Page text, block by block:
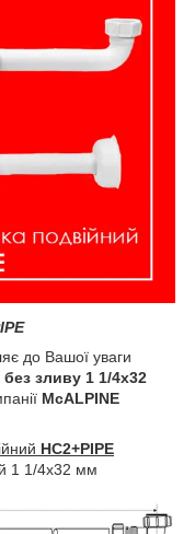
Вашої уваги
зливу 1 1/4x32
McALPINE
HC2+PIPE
1 1/4х32 мм